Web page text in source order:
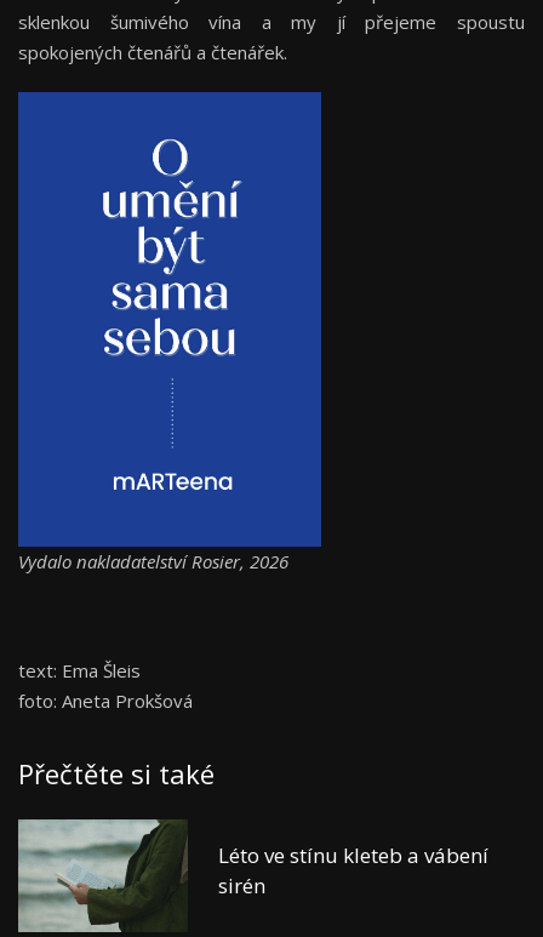
sklenkou šumivého vína a my jí přejeme spoustu
spokojených čtenářů a čtenářek.
Vydalo nakladatelství Rosier, 2026
text: Ema Šleis
foto: Aneta Prokšová
Přečtěte si také
Léto ve stínu kleteb a vábení
sirén